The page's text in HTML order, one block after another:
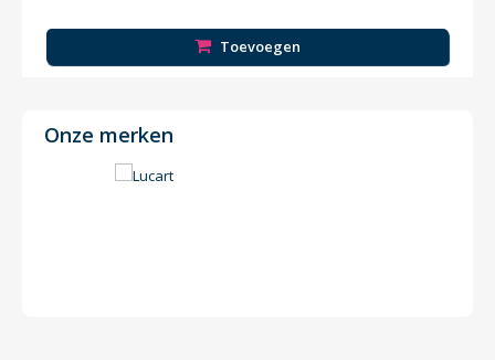
Toevoegen
Onze merken